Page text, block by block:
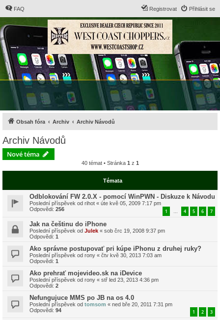
FAQ Přihlásit se
Registrovat
Obsah fóra Archiv Archiv Návodů
Archiv Návodů
Nové téma
40 témat • Stránka 1 z 1
Témata
Odblokování FW 2.0.X - pomocí WinPWN - Diskuze k Návodu
Poslední příspěvek od rihot « úte kvě 05, 2009 7:17 pm
Odpovědi: 256 1 … 4 5 6 7
Jak na češtinu do iPhone
Poslední příspěvek od Julek « sob črc 19, 2008 9:37 pm
Odpovědi: 1
Ako správne postupovať pri kúpe iPhonu z druhej ruky?
Poslední příspěvek od rony « čtv kvě 30, 2013 7:03 am
Odpovědi: 1
Ako prehrať mojevideo.sk na iDevice
Poslední příspěvek od rony « stř led 23, 2013 4:36 pm
Odpovědi: 2
Nefungujuce MMS po JB na os 4.0
Poslední příspěvek od tomsom « ned bře 20, 2011 7:31 pm
Odpovědi: 94 1 2 3